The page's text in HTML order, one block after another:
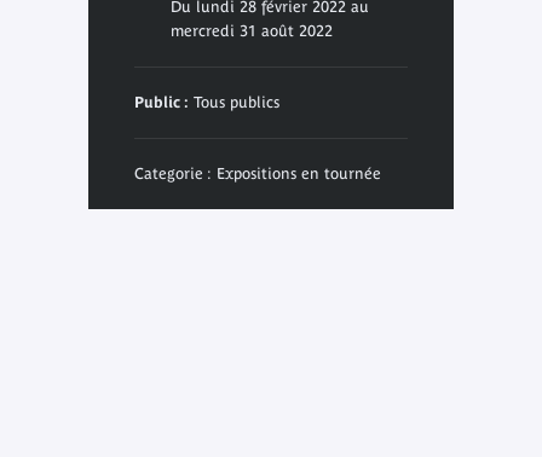
Du lundi 28 février 2022 au
mercredi 31 août 2022
Public : Tous publics
Categorie : Expositions en tournée